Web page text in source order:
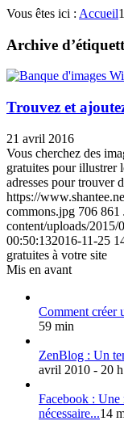
Vous êtes ici : Accueil1
Archive
Trouvez et
21 avril 2016
Vous cherchez des
gratuites pour illustrer
adresses pour trouver
https://
commons.jpg 706 861
content/uploads/2015/
00:50:132016-11-25
gratuites à votre site
Mis en avant
Comment créer
59 min
ZenBlog : Un
avril 2010 - 20
Facebook : Une
nécessaire...14